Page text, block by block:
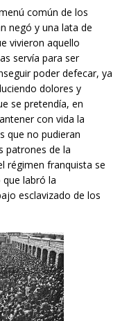
común de los
negó y una lata de
vivieron aquello
servía para ser
poder defecar, ya
dolores y
se pretendía, en
con vida la
que no pudieran
patrones de la
régimen franquista se
labró la
esclavizado de los